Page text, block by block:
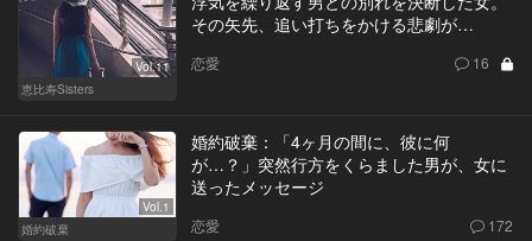
Vol.11
恵比寿Sisters
その矢先、追い打ちをかける悲劇が…
恋愛 16
Vol.1
婚約破棄
婚約破棄：「4ヶ月の間に、彼に何
が…？」突然行方をくらました男が、女に
送ったメッセージ
恋愛 172